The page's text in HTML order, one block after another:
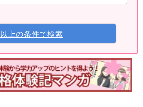
以上の条件で検索